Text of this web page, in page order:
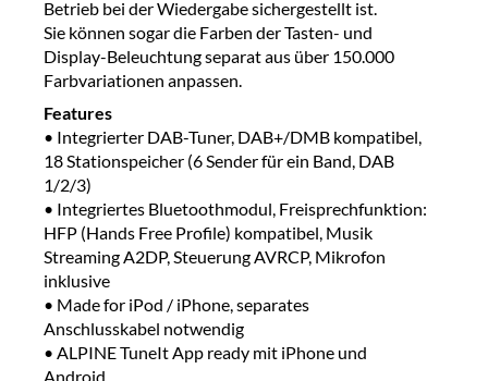
Betrieb bei der Wiedergabe sichergestellt ist.
Sie können sogar die Farben der Tasten- und
Display-Beleuchtung separat aus über 150.000
Farbvariationen anpassen.
Features
• Integrierter DAB-Tuner, DAB+/DMB kompatibel,
18 Stationspeicher (6 Sender für ein Band, DAB
1/2/3)
• Integriertes Bluetoothmodul, Freisprechfunktion:
HFP (Hands Free Profile) kompatibel, Musik
Streaming A2DP, Steuerung AVRCP, Mikrofon
inklusive
• Made for iPod / iPhone, separates
Anschlusskabel notwendig
• ALPINE TuneIt App ready mit iPhone und
Android